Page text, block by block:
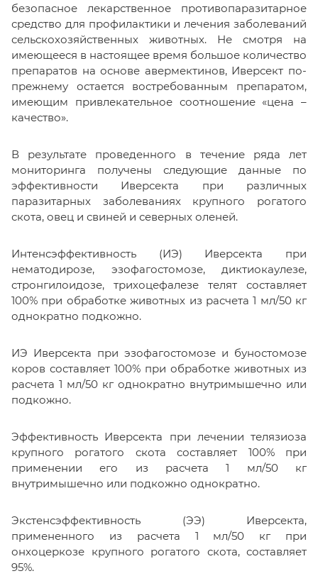
безопасное лекарственное противопаразитарное
средство для профилактики и лечения заболеваний
сельскохозяйственных животных. Не смотря на
имеющееся в настоящее время большое количество
препаратов на основе авермектинов, Иверсект по-
прежнему остается востребованным препаратом,
имеющим привлекательное соотношение «цена –
качество».
В результате проведенного в течение ряда лет
мониторинга получены следующие данные по
эффективности Иверсекта при различных
паразитарных заболеваниях крупного рогатого
скота, овец и свиней и северных оленей.
Интенсэффективность (ИЭ) Иверсекта при
нематодирозе, эзофагостомозе, диктиокаулезе,
стронгилоидозе, трихоцефалезе телят составляет
100% при обработке животных из расчета 1 мл/50 кг
однократно подкожно.
ИЭ Иверсекта при эзофагостомозе и буностомозе
коров составляет 100% при обработке животных из
расчета 1 мл/50 кг однократно внутримышечно или
подкожно.
Эффективность Иверсекта при лечении телязиоза
крупного рогатого скота составляет 100% при
применении его из расчета 1 мл/50 кг
внутримышечно или подкожно однократно.
Экстенсэффективность (ЭЭ) Иверсекта,
примененного из расчета 1 мл/50 кг при
онхоцеркозе крупного рогатого скота, составляет
95%.